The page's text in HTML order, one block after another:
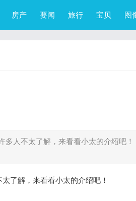
房产 要闻 旅行 宝贝 图
多人不太了解，来看看小太的介绍吧！
了解，来看看小太的介绍吧！